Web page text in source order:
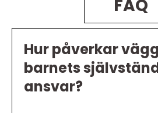
FAQ
Hur påverkar
barnets
ansvar?